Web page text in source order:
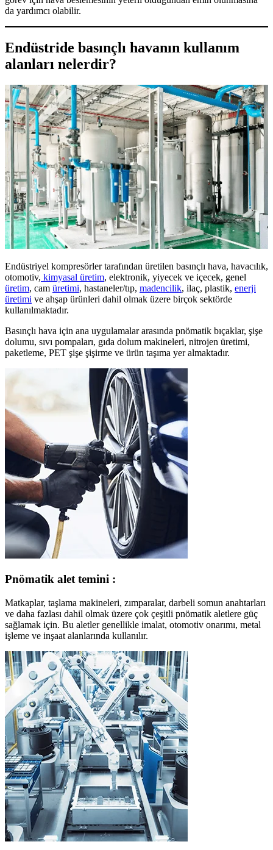
da yardımcı olabilir.
Endüstride basınçlı havanın kullanım
alanları nelerdir?
Endüstriyel kompresörler tarafından üretilen basınçlı hava, havacılık,
otomotiv, kimyasal üretim, elektronik, yiyecek ve içecek, genel
üretim, cam üretimi, hastaneler/tıp, madencilik, ilaç, plastik, enerji
üretimi ve ahşap ürünleri dahil olmak üzere birçok sektörde
kullanılmaktadır.
Basınçlı hava için ana uygulamalar arasında pnömatik bıçaklar, şişe
dolumu, sıvı pompaları, gıda dolum makineleri, nitrojen üretimi,
paketleme, PET şişe şişirme ve ürün taşıma yer almaktadır.
Pnömatik alet temini :
Matkaplar, taşlama makineleri, zımparalar, darbeli somun anahtarları
ve daha fazlası dahil olmak üzere çok çeşitli pnömatik aletlere güç
sağlamak için. Bu aletler genellikle imalat, otomotiv onarımı, metal
işleme ve inşaat alanlarında kullanılır.